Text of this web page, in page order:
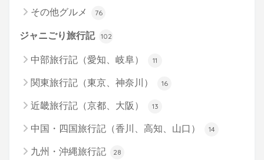
その他グルメ 76
ジャニごり旅行記 102
中部旅行記（愛知、岐阜） 11
関東旅行記（東京、神奈川） 16
近畿旅行記（京都、大阪） 13
中国・四国旅行記（香川、高知、山口） 14
九州・沖縄旅行記 28